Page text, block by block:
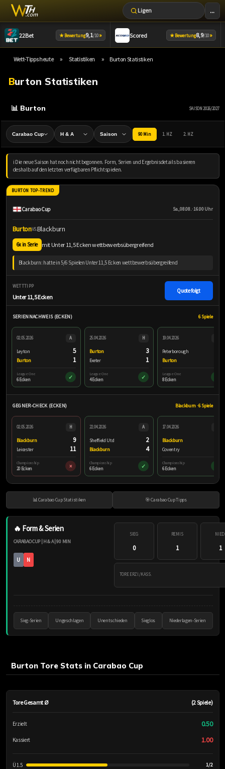
Zum
Inhalt
springen
Ligen ...
22Bet ★Bewertung9,1/10» Scored ★Bewertung8,9/10»
Wett-Tipps heute » Statistiken » Burton Statistiken
Burton Statistiken
📊 Burton SAISON 2026/2027
90 Min 1. HZ 2. HZ
ℹ️ Die neue Saison hat noch nicht begonnen. Form, Serien und Ergebnisdetails basieren
deshalb auf den letzten verfügbaren Pflichtspielen.
BURTON TOP-TREND
Carabao Cup Sa., 08.08. · 16:00 Uhr
BurtonVS.Blackburn
6x in Serie mit Unter 11,5 Ecken wettbewerbsübergreifend
Blackburn: hatte in 5/6 Spielen Unter 11,5 Ecken wettbewerbsübergreifend
WETTTIPP
Unter 11,5 Ecken
Quote folgt
SERIENNACHWEIS (ECKEN) 6 Spiele
02.05.2026 A
Leyton 5
Burton 1
League One
6 Ecken ✓
25.04.2026 H
Burton 3
Exeter 1
League One
4 Ecken ✓
19.04.2026
Peterborough
Burton
League One
8 Ecken
GEGNER-CHECK (ECKEN) Blackburn · 6 Spiele
02.05.2026 H
Blackburn 9
Leicester 11
Championship
20 Ecken ×
22.04.2026 A
Sheffield Utd 2
Blackburn 4
Championship
6 Ecken ✓
17.04.2026
Blackburn
Coventry
Championship
6 Ecken
📊 Carabao Cup Statistiken 🎯 Carabao Cup Tipps
🔥 Form & Serien
CARABAO CUP | H & A | 90 MIN
U N
SIEG
0
REMIS
1
NIED.
1
TORE ERZI./KASS.
Sieg-Serien Ungeschlagen Unentschieden Sieglos Niederlagen-Serien
Burton Tore Stats in Carabao Cup
Tore Gesamt Ø (2 Spiele)
Erzielt 0.50
Kassiert 1.00
Ü 1.5 1/2